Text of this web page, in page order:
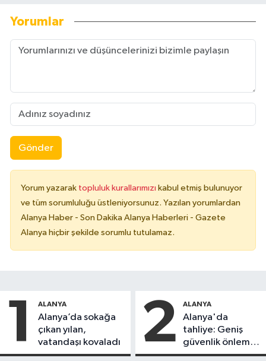
Yorumlar
Gönder
Yorum yazarak topluluk kurallarımızı kabul etmiş bulunuyor
ve tüm sorumluluğu üstleniyorsunuz. Yazılan yorumlardan
Alanya Haber - Son Dakika Alanya Haberleri - Gazete
Alanya hiçbir şekilde sorumlu tutulamaz.
1 ALANYA
Alanya’da sokağa
çıkan yılan,
vatandaşı kovaladı
2 ALANYA
Alanya'da
tahliye: Geniş
güvenlik önlemi
alındı